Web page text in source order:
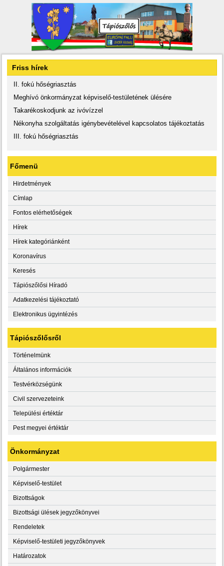
Friss hírek
II. fokú hőségriasztás
Meghívó önkormányzat képviselő-testületének ülésére
Takarékoskodjunk az ivóvízzel
Nékonyha szolgáltatás igénybevételével kapcsolatos tájékoztatás
III. fokú hőségriasztás
Főmenü
Hirdetmények
Címlap
Fontos elérhetőségek
Hírek
Hírek kategóriánként
Koronavírus
Keresés
Tápiószőlősi Híradó
Adatkezelési tájékoztató
Elektronikus ügyintézés
Tápiószőlősről
Történelmünk
Általános információk
Testvérközségünk
Civil szervezeteink
Települési értéktár
Pest megyei értéktár
Önkormányzat
Polgármester
Képviselő-testület
Bizottságok
Bizottsági ülések jegyzőkönyvei
Rendeletek
Képviselő-testületi jegyzőkönyvek
Határozatok